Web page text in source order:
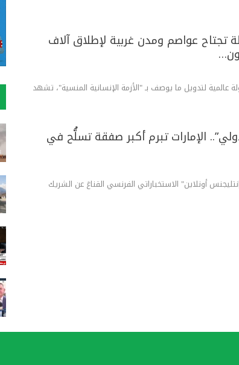
تجتاح عواصم ومدن غربية لإطلاق آلاف
عالمية لتدويل ما يوصف بـ "الأزمة الإنسانية المنسية"، تشهد
الإمارات تبرم أكبر صفقة تسلُّح في
أونلاين" الاستخباراتي الفرنسي القناعَ عن الشريك